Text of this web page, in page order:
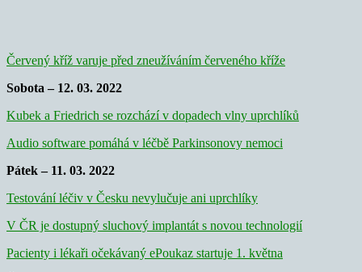
Červený kříž varuje před zneužíváním červeného kříže
Sobota – 12. 03. 2022
Kubek a Friedrich se rozchází v dopadech vlny uprchlíků
Audio software pomáhá v léčbě Parkinsonovy nemoci
Pátek – 11. 03. 2022
Testování léčiv v Česku nevylučuje ani uprchlíky
V ČR je dostupný sluchový implantát s novou technologií
Pacienty i lékaři očekávaný ePoukaz startuje 1. května